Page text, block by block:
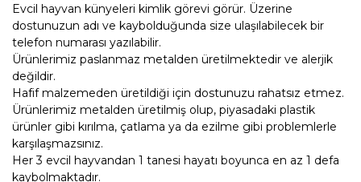
Evcil hayvan künyeleri kimlik görevi görür. Üzerine
dostunuzun adı ve kaybolduğunda size ulaşılabilecek bir
telefon numarası yazılabilir.
Ürünlerimiz paslanmaz metalden üretilmektedir ve alerjik
değildir.
Hafif malzemeden üretildiği için dostunuzu rahatsız etmez.
Ürünlerimiz metalden üretilmiş olup, piyasadaki plastik
ürünler gibi kırılma, çatlama ya da ezilme gibi problemlerle
karşılaşmazsınız.
Her 3 evcil hayvandan 1 tanesi hayatı boyunca en az 1 defa
kaybolmaktadır.